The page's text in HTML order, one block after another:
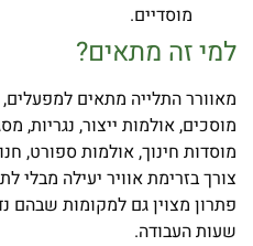
מוסדיים.
למי זה מתאים?
מאוורר התלייה מתאים
מוסכים, אולמות ייצור, נגריות,
מוסדות חינוך, אולמות ספורט,
צורך בזרימת אוויר יעילה
פתרון מצוין גם למקומות
שעות העבודה.